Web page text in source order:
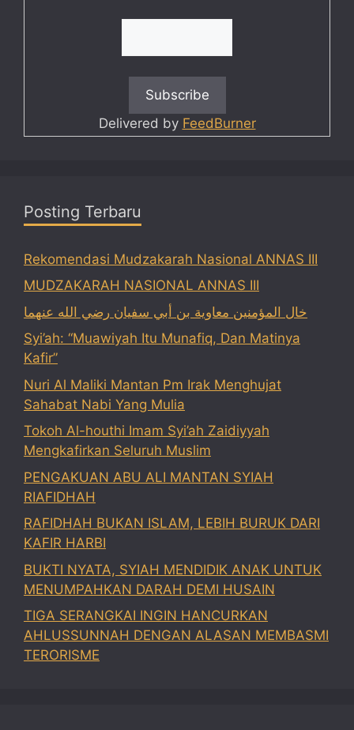
Delivered by FeedBurner
Posting Terbaru
Rekomendasi Mudzakarah Nasional ANNAS III
MUDZAKARAH NASIONAL ANNAS III
خال المؤمنين معاوية بن أبي سفيان رضي الله عنهما
Syi’ah: “Muawiyah Itu Munafiq, Dan Matinya
Kafir”
Nuri Al Maliki Mantan Pm Irak Menghujat
Sahabat Nabi Yang Mulia
Tokoh Al-houthi Imam Syi’ah Zaidiyyah
Mengkafirkan Seluruh Muslim
PENGAKUAN ABU ALI MANTAN SYIAH
RIAFIDHAH
RAFIDHAH BUKAN ISLAM, LEBIH BURUK DARI
KAFIR HARBI
BUKTI NYATA, SYIAH MENDIDIK ANAK UNTUK
MENUMPAHKAN DARAH DEMI HUSAIN
TIGA SERANGKAI INGIN HANCURKAN
AHLUSSUNNAH DENGAN ALASAN MEMBASMI
TERORISME